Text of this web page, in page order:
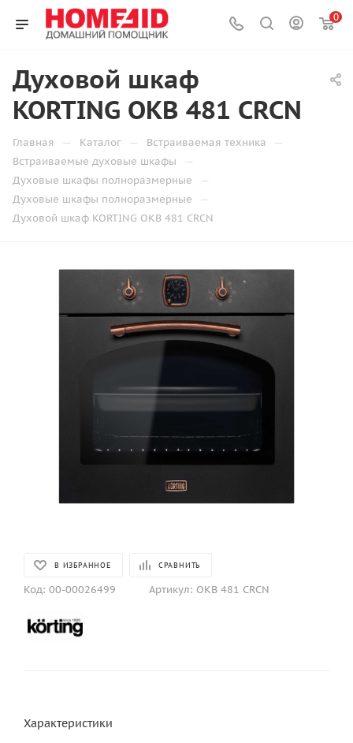
0
Духовой шкаф
KORTING OKB 481 CRCN
Главная — Каталог — Встраиваемая техника —
Встраиваемые духовые шкафы —
Духовые шкафы полноразмерные —
Духовые шкафы полноразмерные —
Духовой шкаф KORTING OKB 481 CRCN
В ИЗБРАННОЕ СРАВНИТЬ
Код: 00-00026499 Артикул: OKB 481 CRCN
Характеристики